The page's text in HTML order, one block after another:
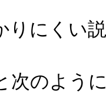
にくい
のよう